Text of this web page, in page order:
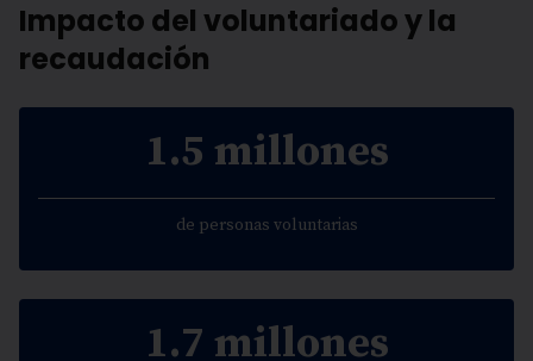
Impacto del voluntariado y la
recaudación
1.5 millones
de personas voluntarias
1.7 millones